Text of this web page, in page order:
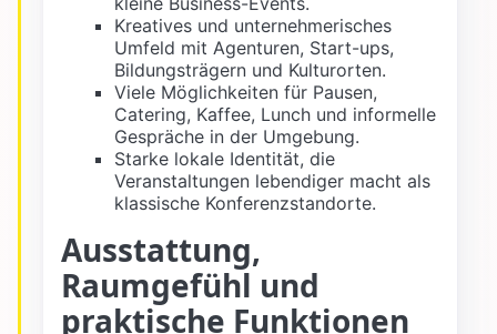
Kreatives und unternehmerisches
Umfeld mit Agenturen, Start-ups,
Bildungsträgern und Kulturorten.
Viele Möglichkeiten für Pausen,
Catering, Kaffee, Lunch und informelle
Gespräche in der Umgebung.
Starke lokale Identität, die
Veranstaltungen lebendiger macht als
klassische Konferenzstandorte.
Ausstattung,
Raumgefühl und
praktische Funktionen